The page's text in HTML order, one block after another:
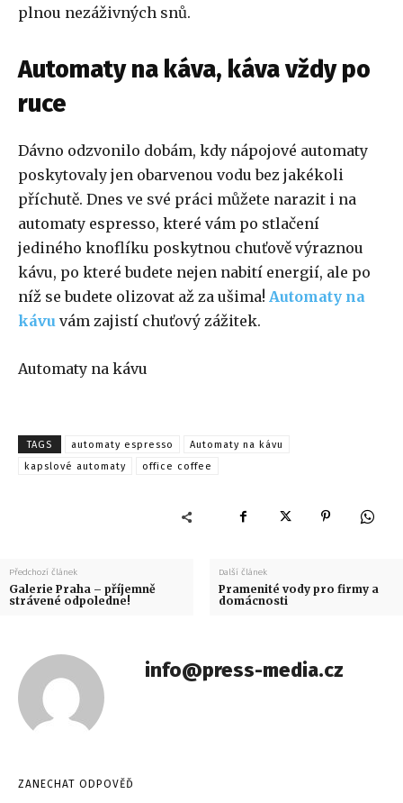
plnou nezáživných snů.
Automaty na káva, káva vždy po
ruce
Dávno odzvonilo dobám, kdy nápojové automaty
poskytovaly jen obarvenou vodu bez jakékoli
příchutě. Dnes ve své práci můžete narazit i na
automaty espresso, které vám po stlačení
jediného knoflíku poskytnou chuťově výraznou
kávu, po které budete nejen nabití energií, ale po
níž se budete olizovat až za ušima! Automaty na
kávu vám zajistí chuťový zážitek.
Automaty na kávu
TAGS automaty espresso
Automaty na kávu
kapslové automaty
office coffee
Předchozí článek
Galerie Praha – příjemně
strávené odpoledne!
Další článek
Pramenité vody pro firmy a
domácnosti
info@press-media.cz
ZANECHAT ODPOVĚĎ